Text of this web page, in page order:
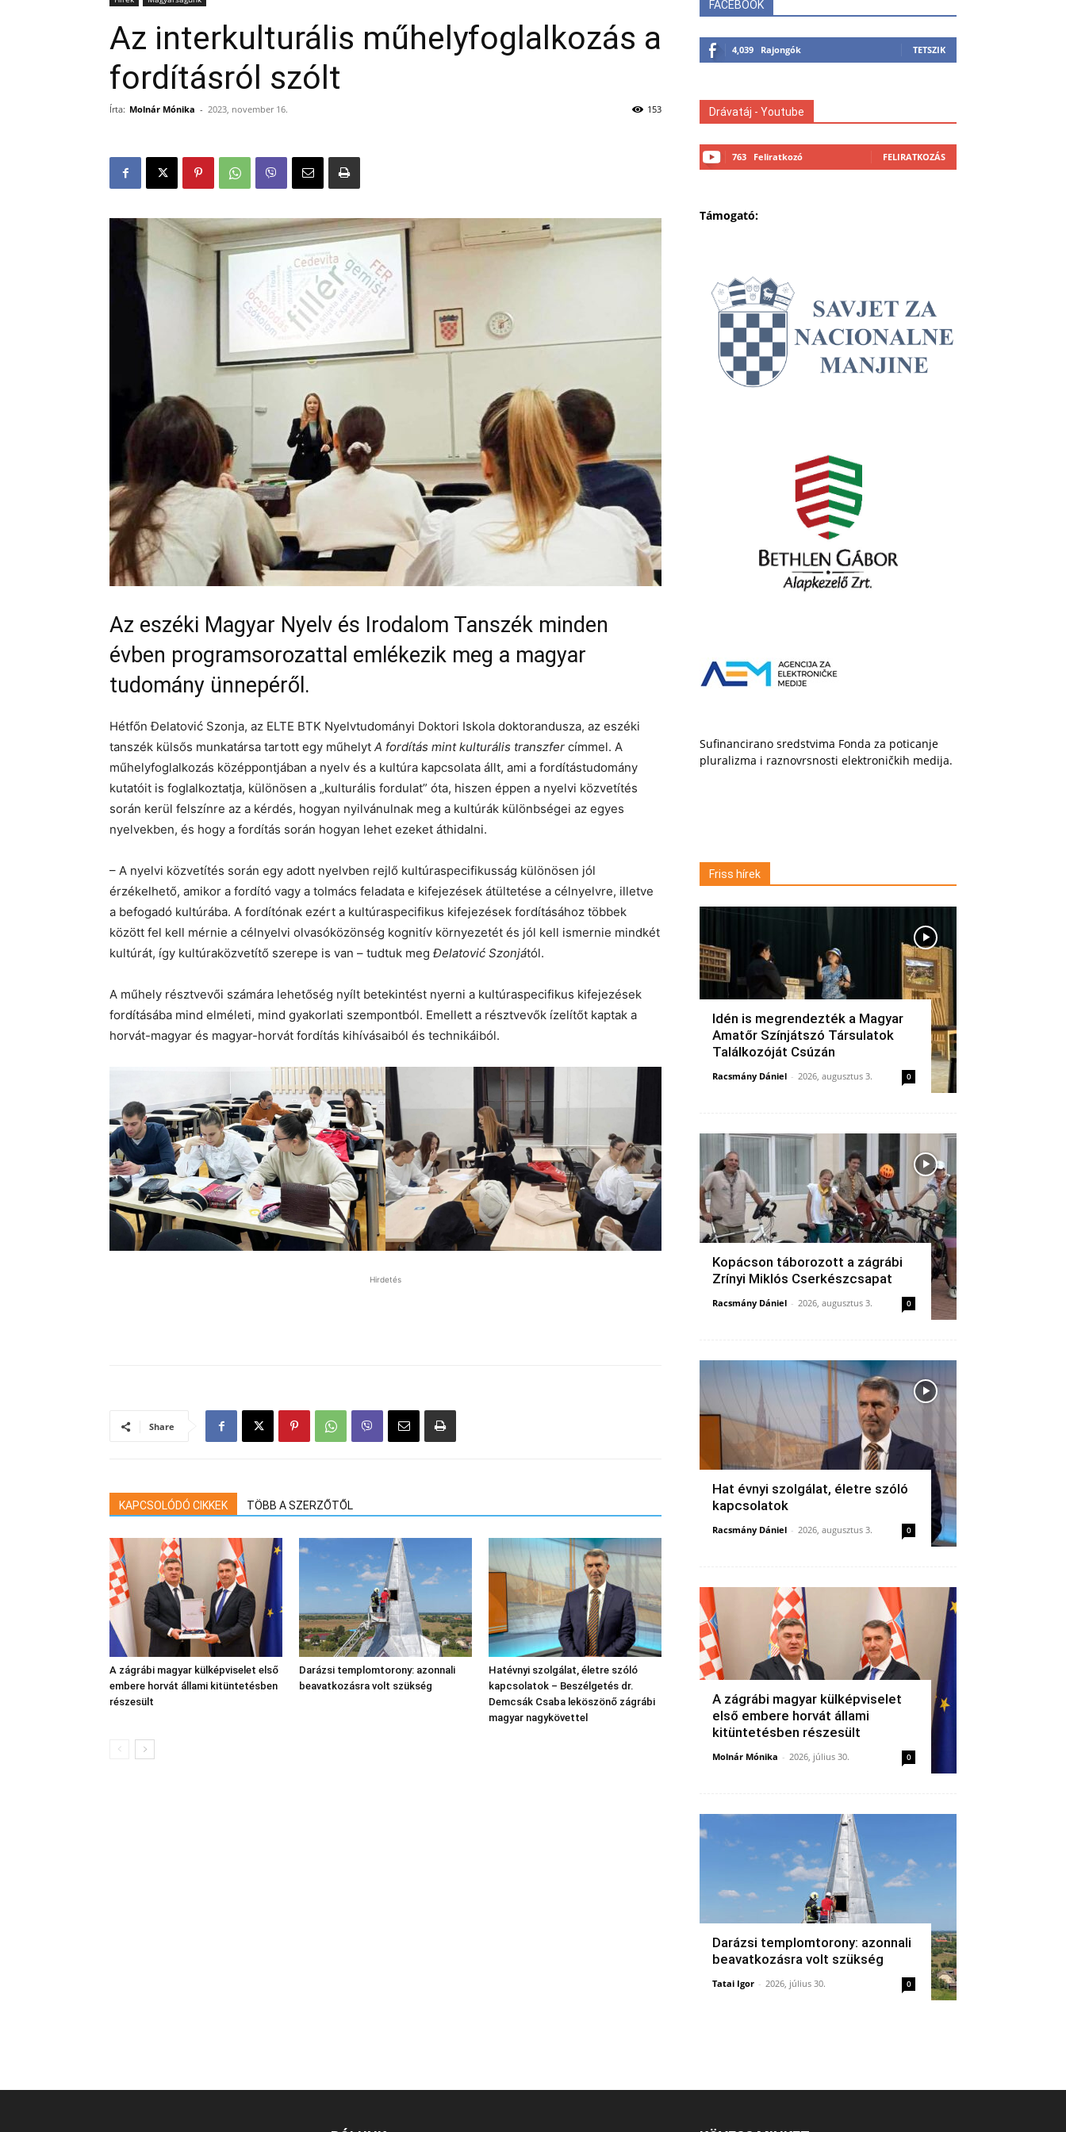
Az interkulturális műhelyfoglalkozás a
fordításról szólt
Írta: Molnár Mónika - 2023, november 16. 153
Az eszéki Magyar Nyelv és Irodalom Tanszék minden
évben programsorozattal emlékezik meg a magyar
tudomány ünnepéről.
Hétfőn Đelatović Szonja, az ELTE BTK Nyelvtudományi Doktori Iskola doktorandusza, az eszéki
tanszék külsős munkatársa tartott egy műhelyt A fordítás mint kulturális transzfer címmel. A
műhelyfoglalkozás középpontjában a nyelv és a kultúra kapcsolata állt, ami a fordítástudomány
kutatóit is foglalkoztatja, különösen a „kulturális fordulat” óta, hiszen éppen a nyelvi közvetítés
során kerül felszínre az a kérdés, hogyan nyilvánulnak meg a kultúrák különbségei az egyes
nyelvekben, és hogy a fordítás során hogyan lehet ezeket áthidalni.
– A nyelvi közvetítés során egy adott nyelvben rejlő kultúraspecifikusság különösen jól
érzékelhető, amikor a fordító vagy a tolmács feladata e kifejezések átültetése a célnyelvre, illetve
a befogadó kultúrába. A fordítónak ezért a kultúraspecifikus kifejezések fordításához többek
között fel kell mérnie a célnyelvi olvasóközönség kognitív környezetét és jól kell ismernie mindkét
kultúrát, így kultúraközvetítő szerepe is van – tudtuk meg Đelatović Szonjától.
A műhely résztvevői számára lehetőség nyílt betekintést nyerni a kultúraspecifikus kifejezések
fordításába mind elméleti, mind gyakorlati szempontból. Emellett a résztvevők ízelítőt kaptak a
horvát-magyar és magyar-horvát fordítás kihívásaiból és technikáiból.
Hirdetés
Share
KAPCSOLÓDÓ CIKKEK TÖBB A SZERZŐTŐL
A zágrábi magyar külképviselet első
embere horvát állami kitüntetésben
részesült
Darázsi templomtorony: azonnali
beavatkozásra volt szükség
Hatévnyi szolgálat, életre szóló
kapcsolatok – Beszélgetés dr.
Demcsák Csaba leköszönő zágrábi
magyar nagykövettel
FACEBOOK
4,039 Rajongók TETSZIK
Drávatáj - Youtube
763 Feliratkozó FELIRATKOZÁS
Támogató:
Sufinancirano sredstvima Fonda za poticanje
pluralizma i raznovrsnosti elektroničkih medija.
Friss hírek
Idén is megrendezték a Magyar
Amatőr Színjátszó Társulatok
Találkozóját Csúzán
Racsmány Dániel - 2026, augusztus 3. 0
Kopácson táborozott a zágrábi
Zrínyi Miklós Cserkészcsapat
Racsmány Dániel - 2026, augusztus 3. 0
Hat évnyi szolgálat, életre szóló
kapcsolatok
Racsmány Dániel - 2026, augusztus 3. 0
A zágrábi magyar külképviselet
első embere horvát állami
kitüntetésben részesült
Molnár Mónika - 2026, július 30. 0
Darázsi templomtorony: azonnali
beavatkozásra volt szükség
Tatai Igor - 2026, július 30. 0